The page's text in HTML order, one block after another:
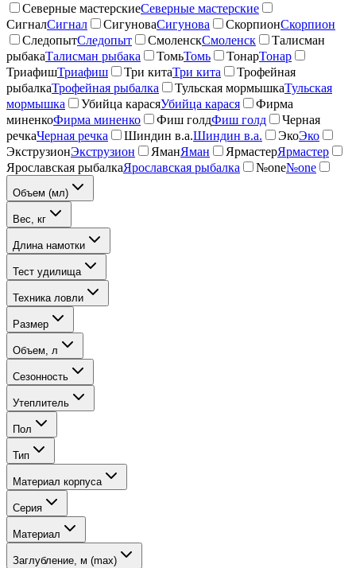
Северные мастерскиеСеверные мастерские
СигналСигнал СигуноваСигунова СкорпионСкорпион
СледопытСледопыт СмоленскСмоленск
Талисман
рыбакаТалисман рыбака ТомьТомь ТонарТонар
ТриафишТриафиш Три китаТри кита
Трофейная
рыбалкаТрофейная рыбалка Тульская мормышкаТульская
мормышка
Убийца карасяУбийца карася
Фирма
миненкоФирма миненко Фиш голдФиш голд
Черная
речкаЧерная речка Шиндин в.а.Шиндин в.а. ЭкоЭко
ЭкструзионЭкструзион ЯманЯман ЯрмастерЯрмастер
Ярославская рыбалкаЯрославская рыбалка №one№one
Объем (мл)
Вес, кг
Длина намотки
Тест удилища
Техника ловли
Размер
Объем, л
Сезонность
Утеплитель
Пол
Тип
Материал корпуса
Серия
Материал
Заглубление, м (max)